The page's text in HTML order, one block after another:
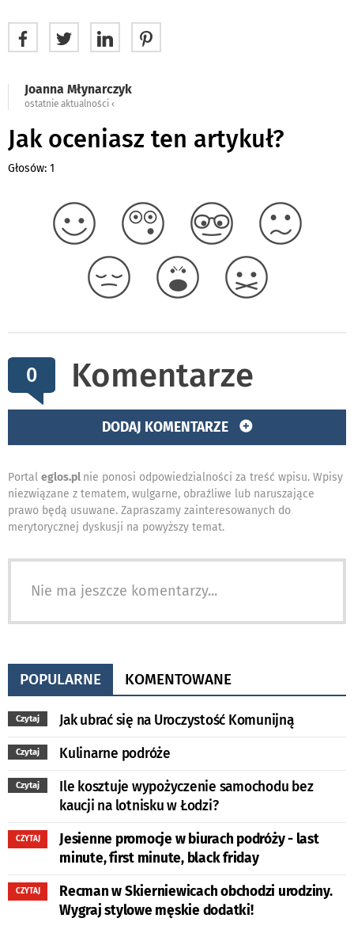
Joanna Młynarczyk
ostatnie aktualności ‹
Jak oceniasz ten artykuł?
Głosów: 1
0 Komentarze
DODAJ KOMENTARZE
Portal eglos.pl nie ponosi odpowiedzialności za treść wpisu. Wpisy
niezwiązane z tematem, wulgarne, obraźliwe lub naruszające
prawo będą usuwane. Zapraszamy zainteresowanych do
merytorycznej dyskusji na powyższy temat.
Nie ma jeszcze komentarzy...
POPULARNE KOMENTOWANE
Czytaj Jak ubrać się na Uroczystość Komunijną
Czytaj Kulinarne podróże
Czytaj
Ile kosztuje wypożyczenie samochodu bez
kaucji na lotnisku w Łodzi?
CZYTAJ
Jesienne promocje w biurach podróży - last
minute, first minute, black friday
CZYTAJ
Recman w Skierniewicach obchodzi urodziny.
Wygraj stylowe męskie dodatki!